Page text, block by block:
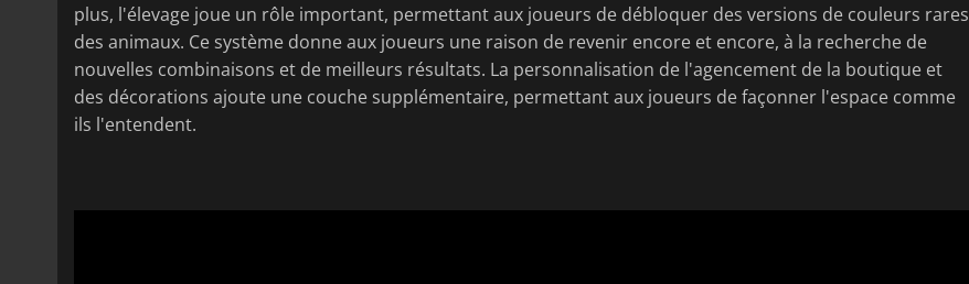
plus, l'élevage joue un rôle important, permettant aux joueurs de débloquer des versions de couleurs rares
des animaux. Ce système donne aux joueurs une raison de revenir encore et encore, à la recherche de
nouvelles combinaisons et de meilleurs résultats. La personnalisation de l'agencement de la boutique et
des décorations ajoute une couche supplémentaire, permettant aux joueurs de façonner l'espace comme
ils l'entendent.